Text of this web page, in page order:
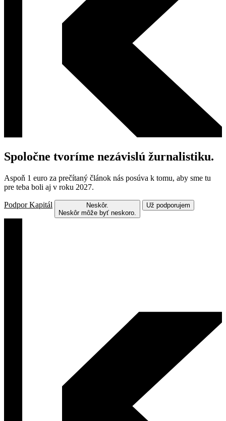
Spoločne tvoríme nezávislú žurnalistiku.
Aspoň 1 euro za prečítaný článok nás posúva k tomu, aby sme tu
pre teba boli aj v roku 2027.
Podpor Kapitál
Neskôr.
Neskôr môže byť neskoro.
Už podporujem